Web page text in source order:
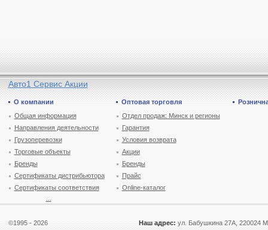
Авто1 Сервис Акции
О компании
Общая информация
Направления деятельности
Грузоперевозки
Торговые объекты
Бренды
Сертификаты дистрибьютора
Сертификаты соответствия
Оптовая торговля
Отдел продаж: Минск и регионы
Гарантия
Условия возврата
Акции
Бренды
Прайс
Online-каталог
©1995 - 2026 Наш адрес: ул. Бабушкина 27А, 220024